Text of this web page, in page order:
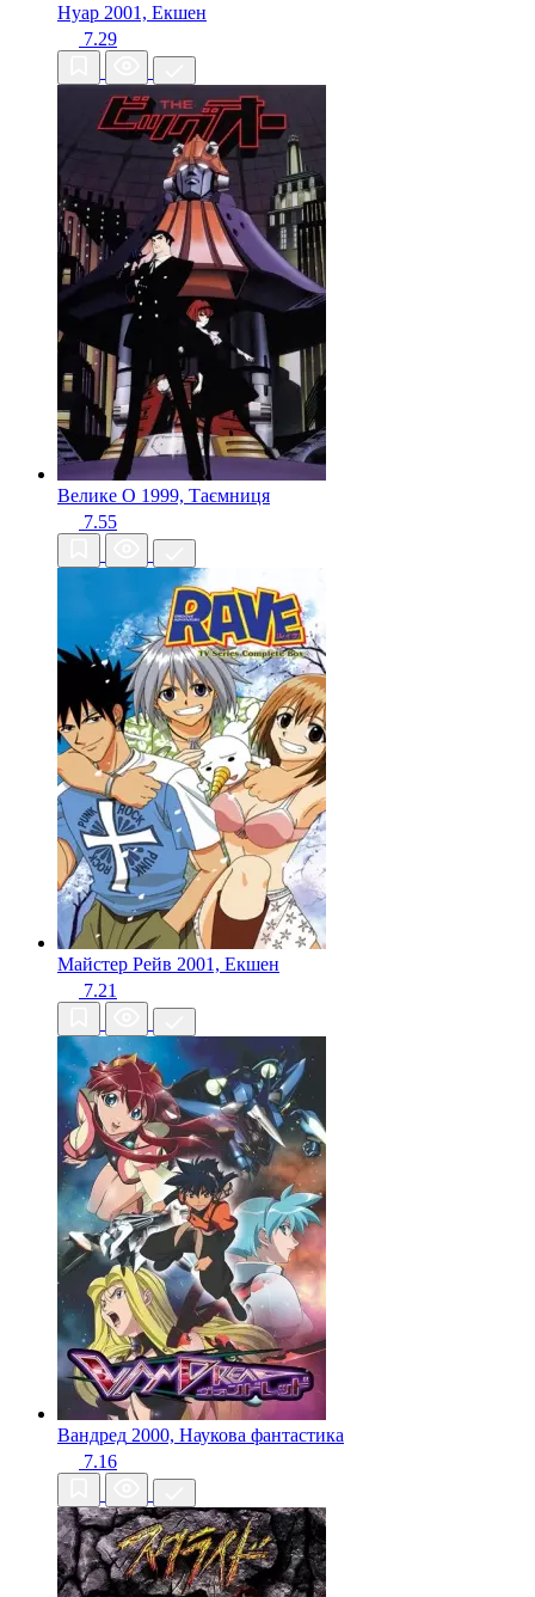
Нуар 2001, Екшен
7.29
Велике O 1999, Таємниця
7.55
Майстер Рейв 2001, Екшен
7.21
Вандред 2000, Наукова фантастика
7.16